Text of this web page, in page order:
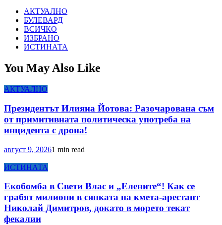
АКТУАЛНО
БУЛЕВАРД
ВСИЧКО
ИЗБРАНО
ИСТИНАТА
You May Also Like
АКТУАЛНО
Президентът Илияна Йотова: Разочарована съм
от примитивната политическа употреба на
инцидента с дрона!
август 9, 20261 min read
ИСТИНАТА
Екобомба в Свети Влас и „Елените“! Как се
грабят милиони в сянката на кмета-арестант
Николай Димитров, докато в морето текат
фекалии